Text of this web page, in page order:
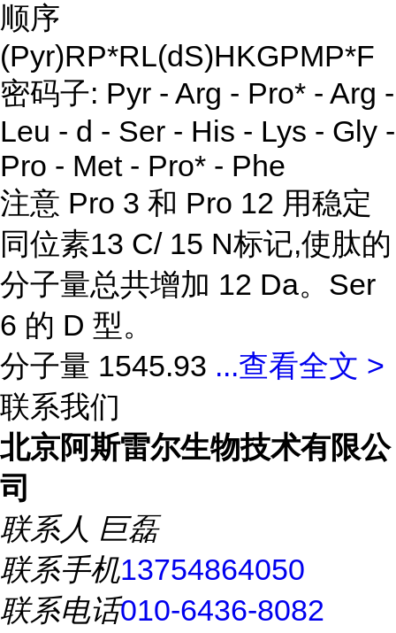
顺序
(Pyr)RP*RL(dS)HKGPMP*F
密码子: Pyr - Arg - Pro* - Arg -
Leu - d - Ser - His - Lys - Gly -
Pro - Met - Pro* - Phe
注意 Pro 3 和 Pro 12 用稳定
同位素13 C/ 15 N标记,使肽的
分子量总共增加 12 Da。Ser
6 的 D 型。
分子量 1545.93 ...查看全文 >
联系我们
北京阿斯雷尔生物技术有限公
司
联系人 巨磊
联系手机13754864050
联系电话010-6436-8082